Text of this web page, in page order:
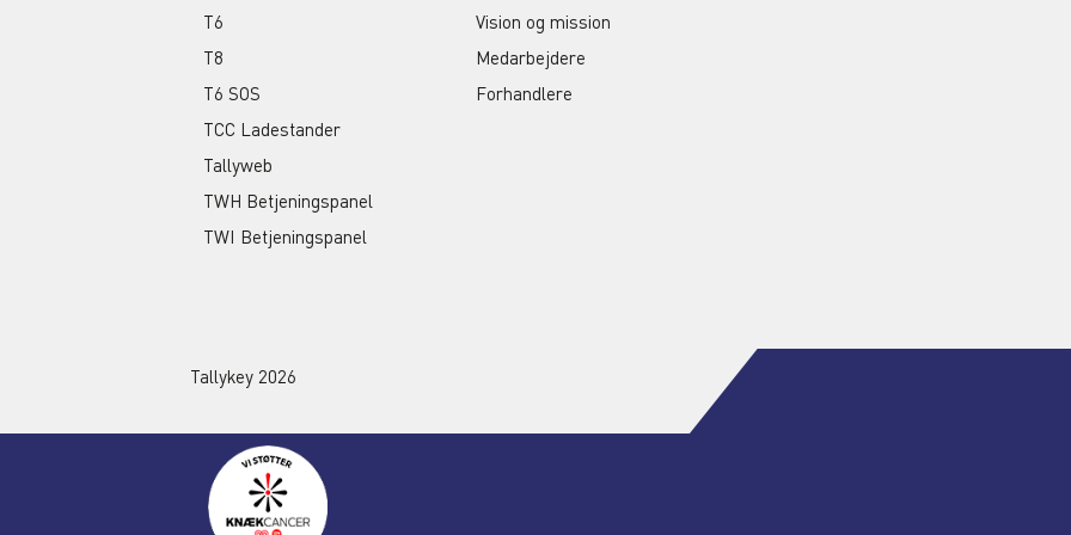
T6
T8
T6 SOS
TCC Ladestander
Tallyweb
TWH Betjeningspanel
TWI Betjeningspanel
Vision og mission
Medarbejdere
Forhandlere
Tallykey 2026